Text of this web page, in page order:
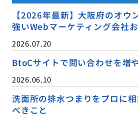
【2026年最新】大阪府のオウ
強いWebマーケティング会社
2026.07.20
BtoCサイトで問い合わせを増
2026.06.10
洗面所の排水つまりをプロに
べきこと